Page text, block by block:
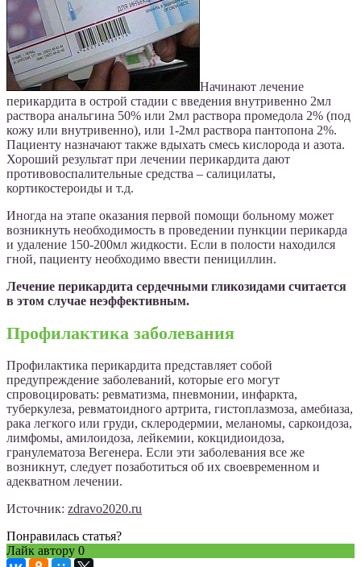
Начинают лечение
перикардита в острой стадии с введения внутривенно 2мл
раствора анальгина 50% или 2мл раствора промедола 2% (под
кожу или внутривенно), или 1-2мл раствора пантопона 2%.
Пациенту назначают также вдыхать смесь кислорода и азота.
Хороший результат при лечении перикардита дают
противовоспалительные средства – салицилаты,
кортикостероиды и т.д.
Иногда на этапе оказания первой помощи больному может
возникнуть необходимость в проведении пункции перикарда
и удаление 150-200мл жидкости. Если в полости находился
гной, пациенту необходимо ввести пенициллин.
Лечение перикардита сердечными гликозидами считается
в этом случае неэффективным.
Профилактика заболевания
Профилактика перикардита представляет собой
предупреждение заболеваний, которые его могут
спровоцировать: ревматизма, пневмонии, инфаркта,
туберкулеза, ревматоидного артрита, гистоплазмоза, амебиаза,
рака легкого или груди, склеродермии, меланомы, саркоидоза,
лимфомы, амилоидоза, лейкемии, кокцидиоидоза,
гранулематоза Вегенера. Если эти заболевания все же
возникнут, следует позаботиться об их своевременном и
адекватном лечении.
Источник: zdravo2020.ru
Понравилась статья?
Лайк автору 0